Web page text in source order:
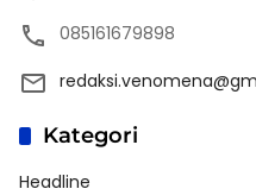
085161679898
Kategori
Headline